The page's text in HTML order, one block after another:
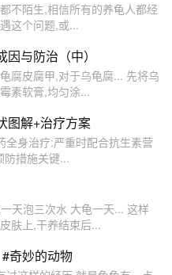
不陌生,相信所有的养龟人都经
这个问题,或...
与防治（中）
腐皮腐甲,对于乌龟腐... 先将乌
素软膏,均匀涂...
图解+治疗方案
身治疗:严重时配合抗生素营
防措施️关键...
天泡三次水 大龟一天... 这样
肤上,干养结束后...
奇妙的动物